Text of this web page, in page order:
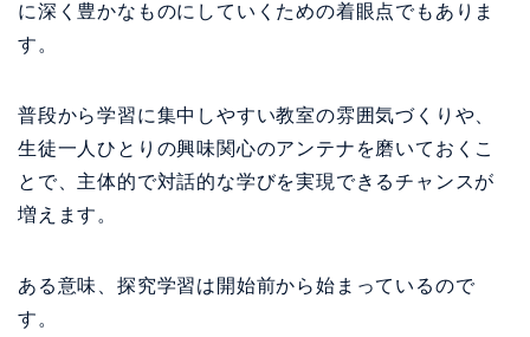
に深く豊かなものにしていくための着眼点でもありま
す。
普段から学習に集中しやすい教室の雰囲気づくりや、
生徒一人ひとりの興味関心のアンテナを磨いておくこ
とで、主体的で対話的な学びを実現できるチャンスが
増えます。
ある意味、探究学習は開始前から始まっているので
す。